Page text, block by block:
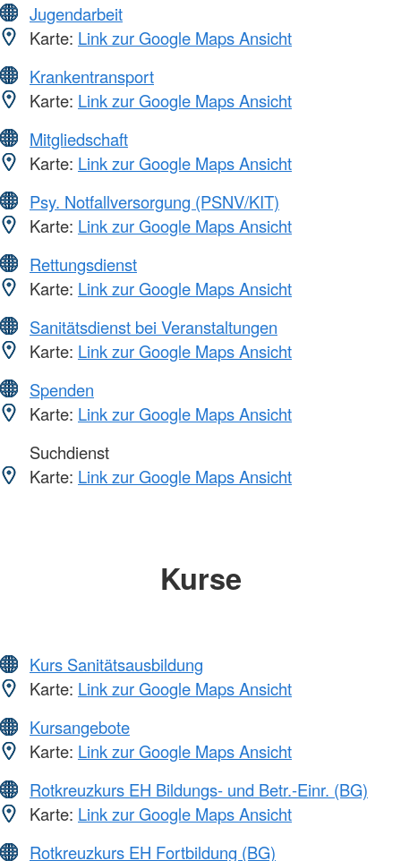
Jugendarbeit
Karte: Link zur Google Maps Ansicht
Krankentransport
Karte: Link zur Google Maps Ansicht
Mitgliedschaft
Karte: Link zur Google Maps Ansicht
Psy. Notfallversorgung (PSNV/KIT)
Karte: Link zur Google Maps Ansicht
Rettungsdienst
Karte: Link zur Google Maps Ansicht
Sanitätsdienst bei Veranstaltungen
Karte: Link zur Google Maps Ansicht
Spenden
Karte: Link zur Google Maps Ansicht
Suchdienst
Karte: Link zur Google Maps Ansicht
Kurse
Kurs Sanitätsausbildung
Karte: Link zur Google Maps Ansicht
Kursangebote
Karte: Link zur Google Maps Ansicht
Rotkreuzkurs EH Bildungs- und Betr.-Einr. (BG)
Karte: Link zur Google Maps Ansicht
Rotkreuzkurs EH Fortbildung (BG)